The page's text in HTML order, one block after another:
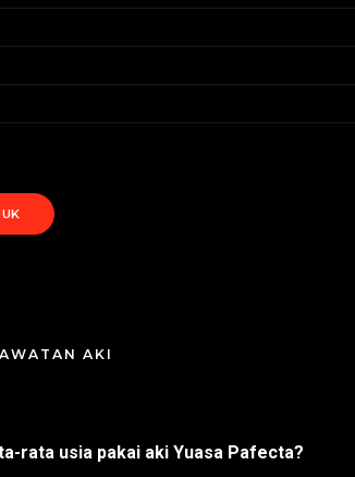
AKI
rata usia pakai aki Yuasa Pafecta?